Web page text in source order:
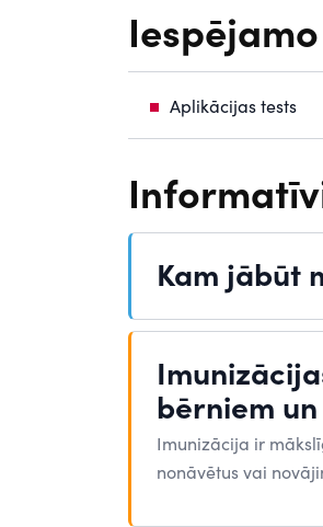
Aplikācijas tests
Kam jābūt
bērniem
Imunizācija ir
nonāvētus vai